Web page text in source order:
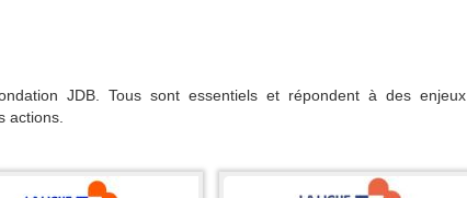
JDB. Tous sont essentiels et répondent à des enjeux
actions.